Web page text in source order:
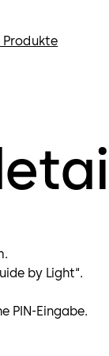
by Light“.
PIN-Eingabe.